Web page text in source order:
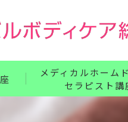
メディカルホーム
セラピスト講